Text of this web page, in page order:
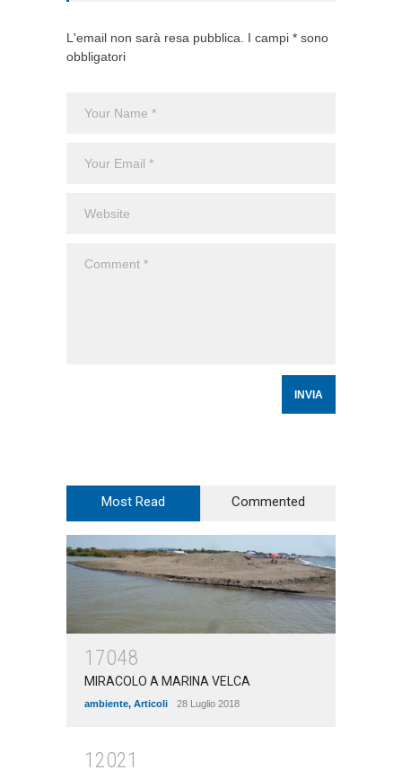
L'email non sarà resa pubblica. I campi * sono
obbligatori
Most Read Commented
17048
MIRACOLO A MARINA VELCA
ambiente, Articoli 28 Luglio 2018
12021